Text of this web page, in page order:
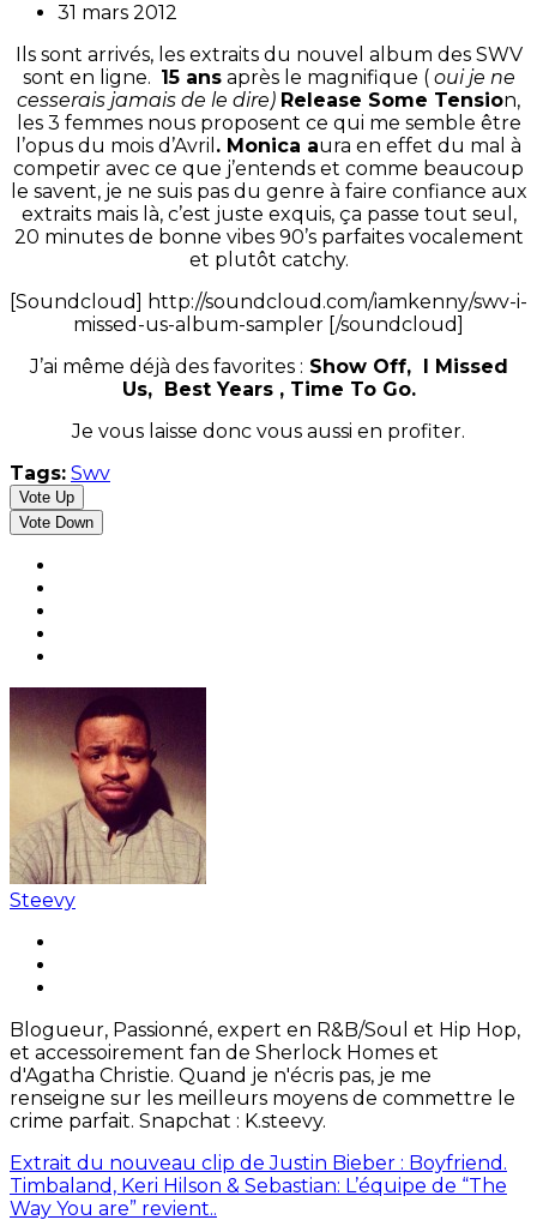
31 mars 2012
Ils sont arrivés, les extraits du nouvel album des SWV
sont en ligne. 15 ansaprès le magnifique (oui je ne
cesserais jamais de le dire) Release Some Tension,
les 3 femmes nous proposent ce qui me semble être
l’opus du mois d’Avril . Monica aura en effet du mal à
competir avec ce que j’entends et comme beaucoup
le savent, je ne suis pas du genre à faire confiance aux
extraits mais là, c’est juste exquis, ça passe tout seul,
20 minutes de bonne vibes 90’s parfaites vocalement
et plutôt catchy.
[Soundcloud] http://soundcloud.com/iamkenny/swv-i-
missed-us-album-sampler [/soundcloud]
J’ai même déjà des favorites : Show Off, I Missed
Us, Best Years , Time To Go.
Je vous laisse donc vous aussi en profiter.
Tags: Swv
Vote Up
Vote Down
Steevy
Blogueur, Passionné, expert en R&B/Soul et Hip Hop,
et accessoirement fan de Sherlock Homes et
d'Agatha Christie. Quand je n'écris pas, je me
renseigne sur les meilleurs moyens de commettre le
crime parfait. Snapchat : K.steevy.
Extrait du nouveau clip de Justin Bieber : Boyfriend.
Timbaland, Keri Hilson & Sebastian: L’équipe de “The
Way You are” revient..